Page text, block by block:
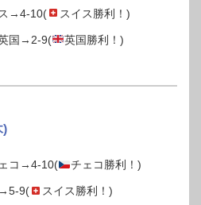
→4-10( スイス勝利！)
国→2-9( 英国勝利！)
)
コ→4-10( チェコ勝利！)
→5-9( スイス勝利！)